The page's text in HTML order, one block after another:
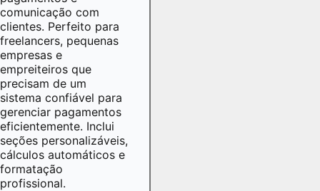
comunicação com
clientes. Perfeito para
freelancers, pequenas
empresas e
empreiteiros que
precisam de um
sistema confiável para
gerenciar pagamentos
eficientemente. Inclui
seções personalizáveis,
cálculos automáticos e
formatação
profissional.